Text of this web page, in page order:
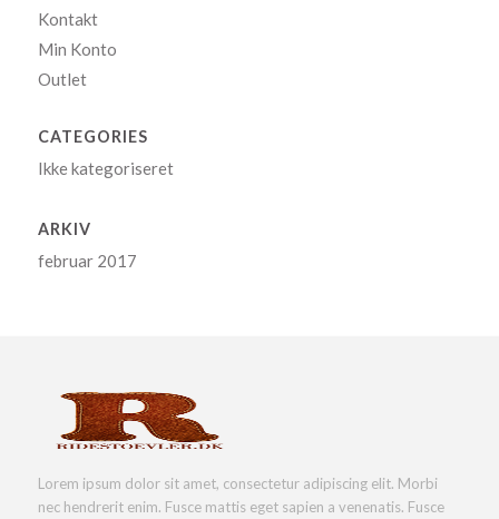
Kontakt
Min Konto
Outlet
CATEGORIES
Ikke kategoriseret
ARKIV
februar 2017
Lorem ipsum dolor sit amet, consectetur adipiscing elit. Morbi
nec hendrerit enim. Fusce mattis eget sapien a venenatis. Fusce